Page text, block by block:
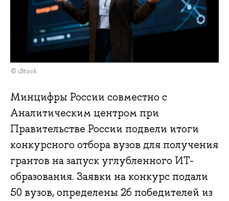
© iStock
Минцифры России совместно с
Аналитическим центром при
Правительстве России подвели итоги
конкурсного отбора вузов для получения
грантов на запуск углубленного ИТ-
образования. Заявки на конкурс подали
50 вузов, определены 26 победителей из